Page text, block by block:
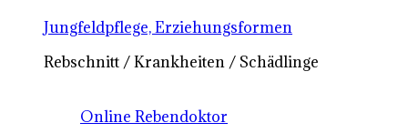
Jungfeldpflege, Erziehungsformen
Rebschnitt / Krankheiten / Schädlinge
Online Rebendoktor